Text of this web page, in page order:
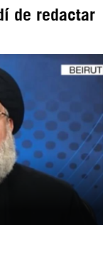
c/hispantv
921 79 29 404
de redactar